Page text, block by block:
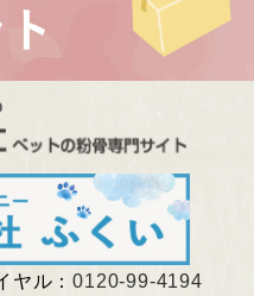
ヤル：0120-99-4194